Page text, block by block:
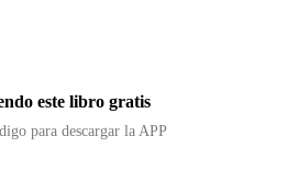
este libro gratis
para descargar la APP